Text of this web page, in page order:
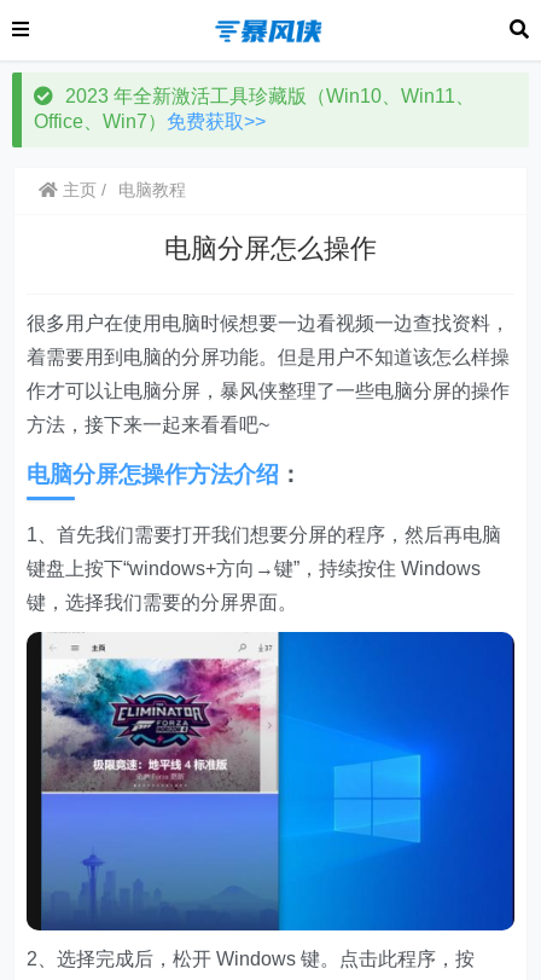
2023 年全新激活工具珍藏版（Win10、Win11、
Office、Win7） 免费获取>>
主页 电脑教程
电脑分屏怎么操作
很多用户在使用电脑时候想要一边看视频一边查找资料，
着需要用到电脑的分屏功能。但是用户不知道该怎么样操
作才可以让电脑分屏，暴风侠整理了一些电脑分屏的操作
方法，接下来一起来看看吧~
电脑分屏怎操作方法介绍 ：
1、首先我们需要打开我们想要分屏的程序，然后再电脑
键盘上按下“windows+方向→键”，持续按住 Windows
键，选择我们需要的分屏界面。
2、选择完成后，松开 Windows 键。点击此程序，按